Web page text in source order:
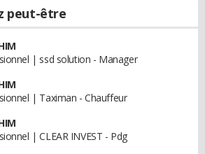
peut-être
| ssd solution - Manager
| Taximan - Chauffeur
| CLEAR INVEST - Pdg